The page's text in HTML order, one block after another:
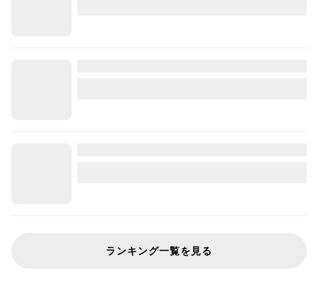
ランキング一覧を見る